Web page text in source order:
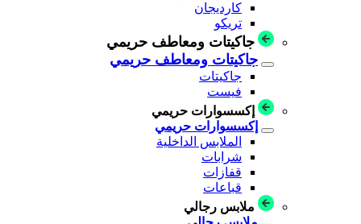
كارديجان
تريكو
جاكيتات ومعاطف حريمي
جاكيتات ومعاطف حريمي
جاكيتات
فيست
إكسسوارات حريمي
إكسسوارات حريمي
الملابس الداخلية
شرابات
قفازات
قباعات
ملابس رجالي